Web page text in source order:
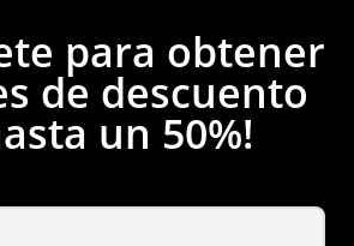
para obtener
de descuento
un 50%!